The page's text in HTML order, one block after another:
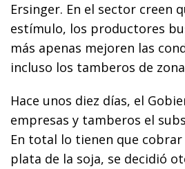
Ersinger. En el sector creen
estímulo, los productores
más apenas mejoren las
incluso los tamberos de
Hace unos diez días, el
empresas y tamberos el
En total lo tienen que cobrar
plata de la soja, se decidió